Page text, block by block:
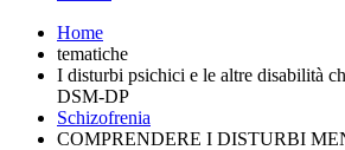
Home
tematiche
I disturbi psichici e le altre disabilità
DSM-DP
Schizofrenia
COMPRENDERE I DISTURBI